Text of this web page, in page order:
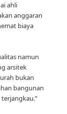
ahli
anggaran
biaya
namun
arsitek
bukan
bangunan